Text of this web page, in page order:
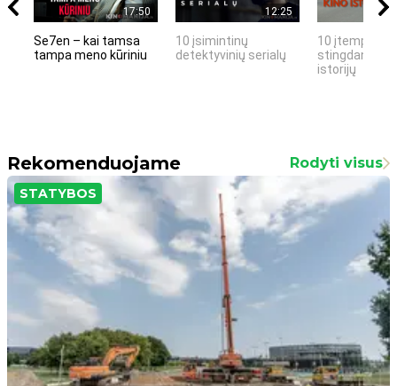
17:50
Se7en – kai tamsa
tampa meno kūriniu
12:25
10 įsimintinų
detektyvinių serialų
10 įtemptų,
stingdančių
istorijų
Rekomenduojame Rodyti visus
STATYBOS